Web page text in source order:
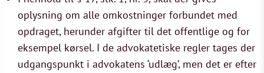
oplysning om alle omkostninger forbundet med
opdraget, herunder afgifter til det offentlige og for
eksempel kørsel. I de advokatetiske regler tages der
udgangspunkt i advokatens ‘udlæg’, men det er efter